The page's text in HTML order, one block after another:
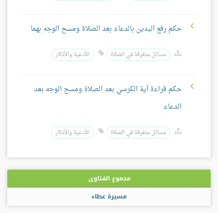
حكم رفع اليدين بالدعاء بعد الصلاة ومسح الوجه بهما
مسائل متفرقة في الصلاة الأدعية والأذكار
حكم قراءة آية الكرسي بعد الصلاة ومسح الوجه بعد
الدعاء
مسائل متفرقة في الصلاة الأدعية والأذكار
مجموع الفتاوى
مسيرة عطاء